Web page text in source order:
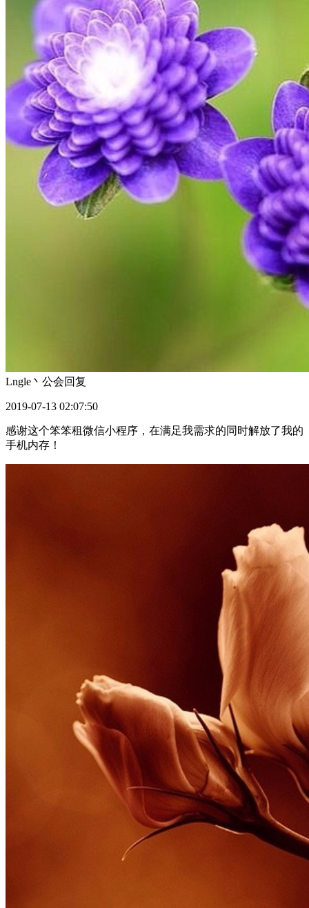
Lngle丶公会回复
2019-07-13 02:07:50
感谢这个笨笨租微信小程序，在满足我需求的同时解放了我的
手机内存！